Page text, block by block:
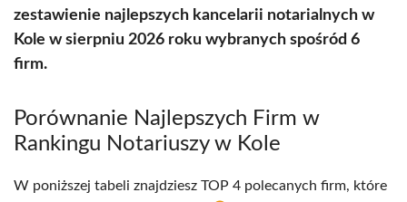
zestawienie najlepszych kancelarii notarialnych w
Kole w sierpniu 2026 roku wybranych spośród 6
firm.
Porównanie Najlepszych Firm w
Rankingu Notariuszy w Kole
W poniższej tabeli znajdziesz TOP 4 polecanych firm, które